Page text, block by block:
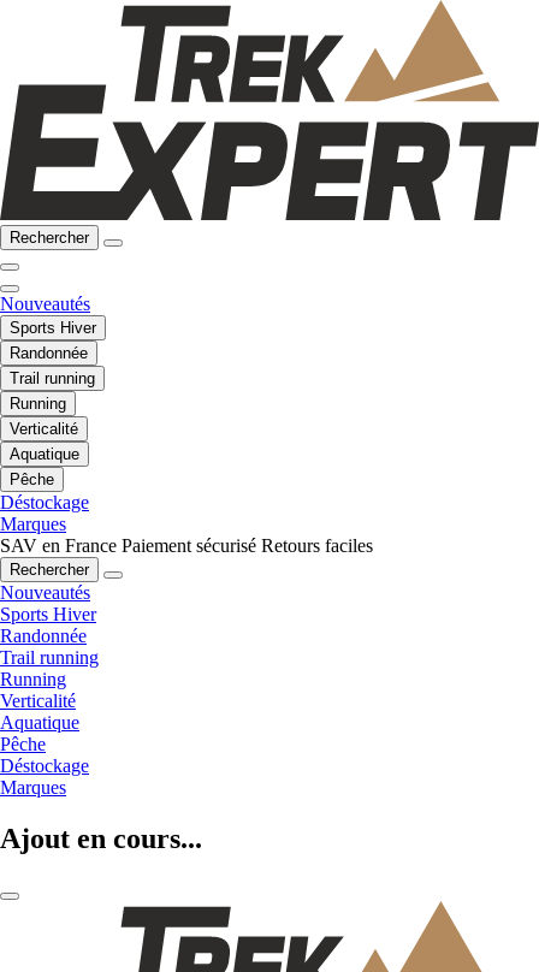
Rechercher
Nouveautés
Sports Hiver
Randonnée
Trail running
Running
Verticalité
Aquatique
Pêche
Déstockage
Marques
SAV en France Paiement sécurisé Retours faciles
Rechercher
Nouveautés
Sports Hiver
Randonnée
Trail running
Running
Verticalité
Aquatique
Pêche
Déstockage
Marques
Ajout en cours...